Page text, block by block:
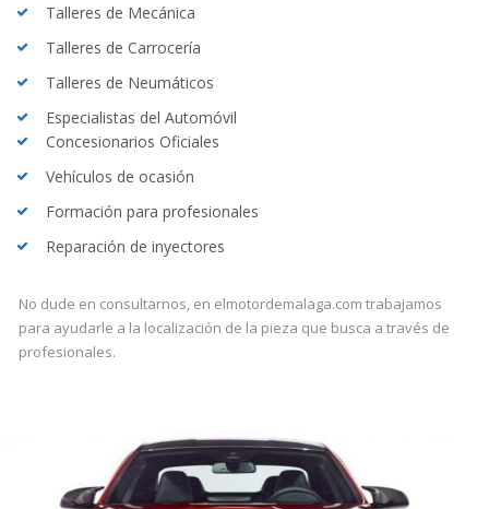
Talleres de Mecánica
Talleres de Carrocería
Talleres de Neumáticos
Especialistas del Automóvil
Concesionarios Oficiales
Vehículos de ocasión
Formación para profesionales
Reparación de inyectores
No dude en consultarnos, en elmotordemalaga.com trabajamos
para ayudarle a la localización de la pieza que busca a través de
profesionales.